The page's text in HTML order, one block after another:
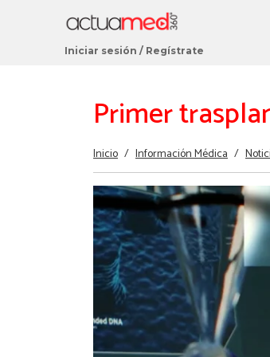
Iniciar sesión / Regístrate
Primer
Estás
aquí
Inicio / Información Médica /